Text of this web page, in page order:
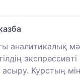
аналитикалық
Курстың